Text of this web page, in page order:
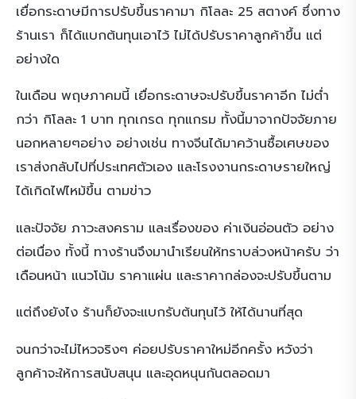
เยื่อกระดาษมีการปรับขึ้นราคามา กิโลละ 25 สตางค์ ซึ่งทาง
ร้านเรา ก็ได้แบกต้นทุนเอาไว้ ไม่ได้ปรับราคาลูกค้าขึ้น แต่
อย่างใด
ในเดือน พฤษภาคมนี้ เยื่อกระดาษจะปรับขึ้นราคาอีก ไม่ต่ำ
กว่า กิโลละ 1 บาท ทุกเกรด ทุกแกรม ทั้งนี้มาจากปัจจัยภาย
นอกหลายๆอย่าง อย่างเช่น ทางจีนได้มาคว้านซื้อเศษของ
เราส่งกลับไปที่ประเทศตัวเอง และโรงงานกระดาษรายใหญ่
ได้เกิดไฟไหม้ขึ้น ตามข่าว
และปัจจัย ภาวะสงคราม และเรื่องของ ค่าเงินอ่อนตัว อย่าง
ต่อเนื่อง ทั้งนี้ ทางร้านจึงมานำเรียนให้ทราบล่วงหน้าครับ ว่า
เดือนหน้า แนวโน้ม ราคาแผ่น และราคากล่องจะปรับขึ้นตาม
แต่ถึงยังไง ร้านก็ยังจะแบกรับต้นทุนไว้ ให้ได้นานที่สุด
จนกว่าจะไม่ไหวจริงๆ ค่อยปรับราคาใหม่อีกครั้ง หวังว่า
ลูกค้าจะให้การสนับสนุน และอุดหนุนกันตลอดมา